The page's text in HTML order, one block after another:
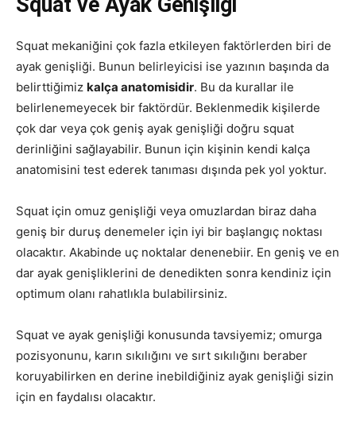
Squat mekaniğini çok fazla etkileyen faktörlerden biri de
ayak genişliği. Bunun belirleyicisi ise yazının başında da
belirttiğimiz kalça anatomisidir. Bu da kurallar ile
belirlenemeyecek bir faktördür. Beklenmedik kişilerde
çok dar veya çok geniş ayak genişliği doğru squat
derinliğini sağlayabilir. Bunun için kişinin kendi kalça
anatomisini test ederek tanıması dışında pek yol yoktur.
Squat için omuz genişliği veya omuzlardan biraz daha
geniş bir duruş denemeler için iyi bir başlangıç noktası
olacaktır. Akabinde uç noktalar denenebiir. En geniş ve en
dar ayak genişliklerini de denedikten sonra kendiniz için
optimum olanı rahatlıkla bulabilirsiniz.
Squat ve ayak genişliği konusunda tavsiyemiz; omurga
pozisyonunu, karın sıkılığını ve sırt sıkılığını beraber
koruyabilirken en derine inebildiğiniz ayak genişliği sizin
için en faydalısı olacaktır.